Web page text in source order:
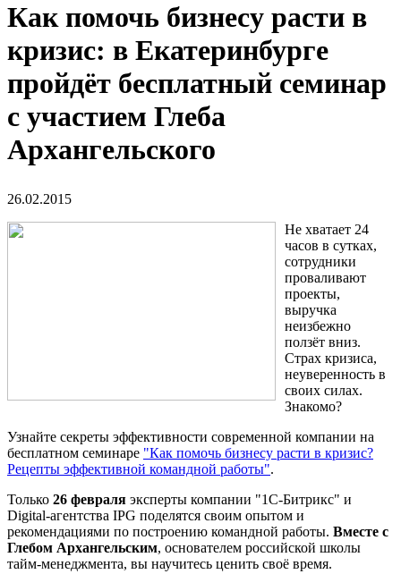
Как помочь бизнесу расти в
кризис: в Екатеринбурге
пройдёт бесплатный семинар
с участием Глеба
Архангельского
26.02.2015
Не хватает 24
часов в сутках,
сотрудники
проваливают
проекты,
выручка
неизбежно
ползёт вниз.
Страх кризиса,
неуверенность в
своих силах.
Знакомо?
Узнайте секреты эффективности современной компании на
бесплатном семинаре "Как помочь бизнесу расти в кризис?
Рецепты эффективной командной работы".
Только 26 февраля эксперты компании "1С-Битрикс" и
Digital-агентства IPG поделятся своим опытом и
рекомендациями по построению командной работы. Вместе с
Глебом Архангельским, основателем российской школы
тайм-менеджмента, вы научитесь ценить своё время.